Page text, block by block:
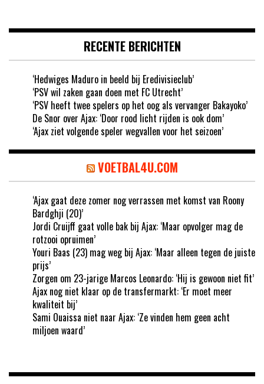
RECENTE BERICHTEN
‘Hedwiges Maduro in beeld bij Eredivisieclub’
‘PSV wil zaken gaan doen met FC Utrecht’
‘PSV heeft twee spelers op het oog als vervanger Bakayoko’
De Snor over Ajax: ‘Door rood licht rijden is ook dom’
‘Ajax ziet volgende speler wegvallen voor het seizoen’
VOETBAL4U.COM
‘Ajax gaat deze zomer nog verrassen met komst van Roony
Bardghji (20)’
Jordi Cruijff gaat volle bak bij Ajax: ‘Maar opvolger mag de
rotzooi opruimen’
Youri Baas (23) mag weg bij Ajax: ‘Maar alleen tegen de juiste
prijs’
Zorgen om 23-jarige Marcos Leonardo: ‘Hij is gewoon niet fit’
Ajax nog niet klaar op de transfermarkt: ‘Er moet meer
kwaliteit bij’
Sami Ouaissa niet naar Ajax: ‘Ze vinden hem geen acht
miljoen waard’